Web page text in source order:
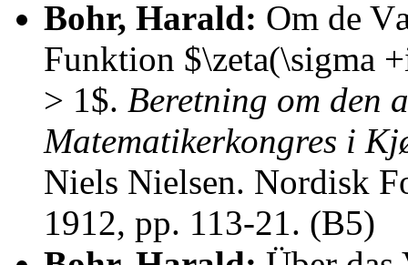
Bohr, Harald: Om de
Funktion $\zeta(\sigma
> 1$. Beretning om den
Matematikerkongres i
Niels Nielsen. Nordisk
1912, pp. 113-21. (B5)